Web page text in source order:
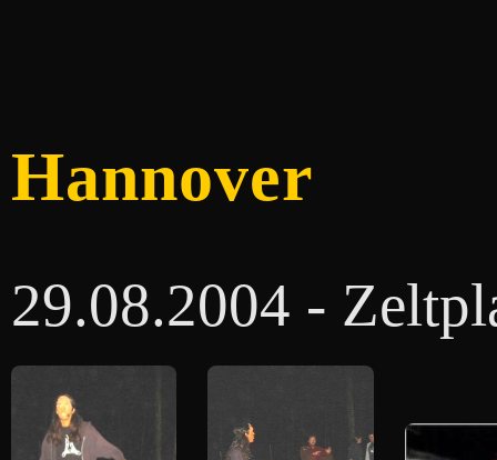
Hannover
29.08.2004 -